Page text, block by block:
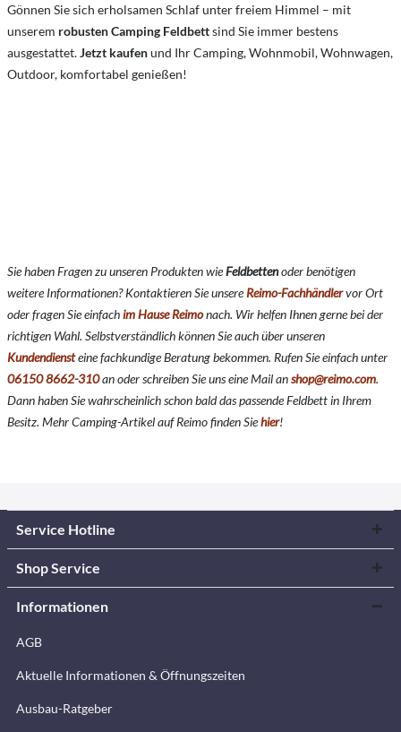
Gönnen Sie sich erholsamen Schlaf unter freiem Himmel – mit
unserem robusten Camping Feldbettsind Sie immer bestens
ausgestattet.Jetzt kaufenund Ihr Camping, Wohnmobil, Wohnwagen,
Outdoor, komfortabel genießen!
Sie haben Fragen zu unseren Produkten wieFeldbettenoder benötigen
weitere Informationen? Kontaktieren Sie unsereReimo-Fachhändlervor Ort
oder fragen Sie einfachim Hause Reimonach. Wir helfen Ihnen gerne bei der
richtigen Wahl. Selbstverständlich können Sie auch über unseren
Kundendiensteine fachkundige Beratung bekommen. Rufen Sie einfach unter
06150 8662-310an oder schreiben Sie uns eine Mail anshop@reimo.com.
Dann haben Sie wahrscheinlich schon bald das passende Feldbett in Ihrem
Besitz. Mehr Camping-Artikel auf Reimo finden Siehier!
Service Hotline
Shop Service
Informationen
AGB
Aktuelle Informationen & Öffnungszeiten
Ausbau-Ratgeber